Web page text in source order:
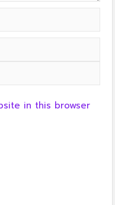
in this browser